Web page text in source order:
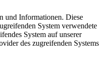
und Informationen. Diese
System verwendete
System auf unserer
des zugreifenden Systems